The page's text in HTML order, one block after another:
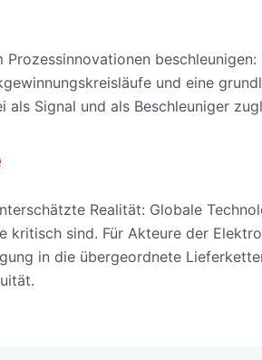
und eine
Signal und als Beschleuniger
Realität: Globale
kritisch sind. Für Akteure der
in die übergeordnete